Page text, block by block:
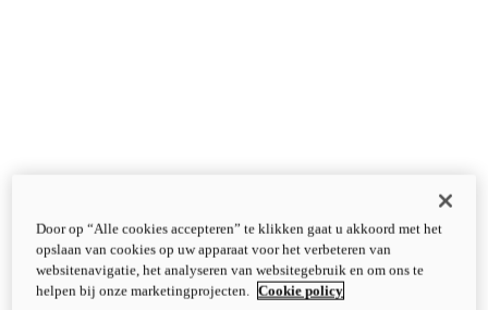
Door op “Alle cookies accepteren” te klikken gaat u akkoord met het
opslaan van cookies op uw apparaat voor het verbeteren van
websitenavigatie, het analyseren van websitegebruik en om ons te
helpen bij onze marketingprojecten.
Cookie policy